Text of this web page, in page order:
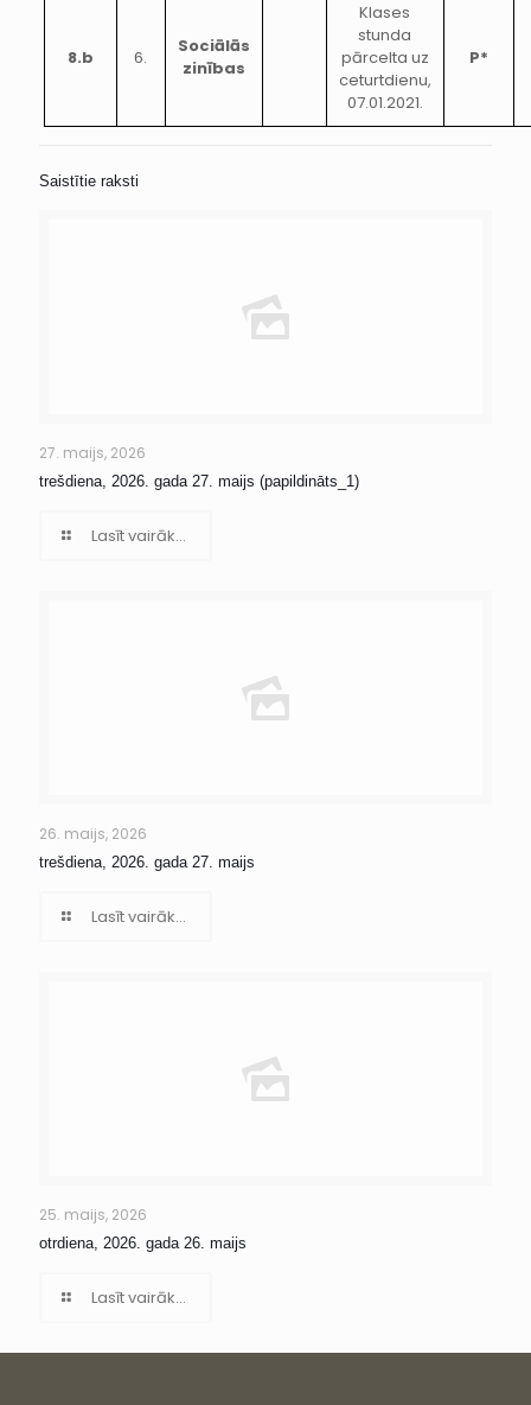
8.b 6.
Sociālās
zinības
Klases
stunda
pārcelta uz
ceturtdienu,
07.01.2021.
P*
Saistītie raksti
27. maijs, 2026
trešdiena, 2026. gada 27. maijs (papildināts_1)
Lasīt vairāk...
26. maijs, 2026
trešdiena, 2026. gada 27. maijs
Lasīt vairāk...
25. maijs, 2026
otrdiena, 2026. gada 26. maijs
Lasīt vairāk...